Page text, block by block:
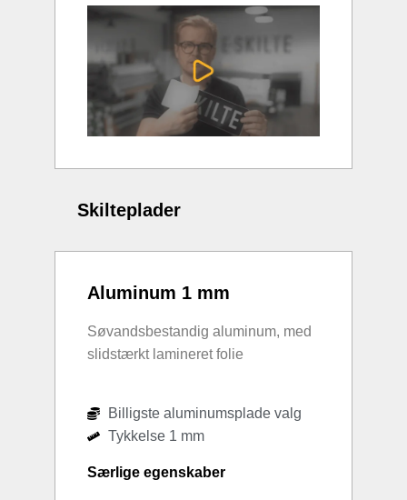
Skilteplader
Aluminum 1 mm
Søvandsbestandig aluminum, med
slidstærkt lamineret folie
Billigste aluminumsplade valg
Tykkelse 1 mm
Særlige egenskaber